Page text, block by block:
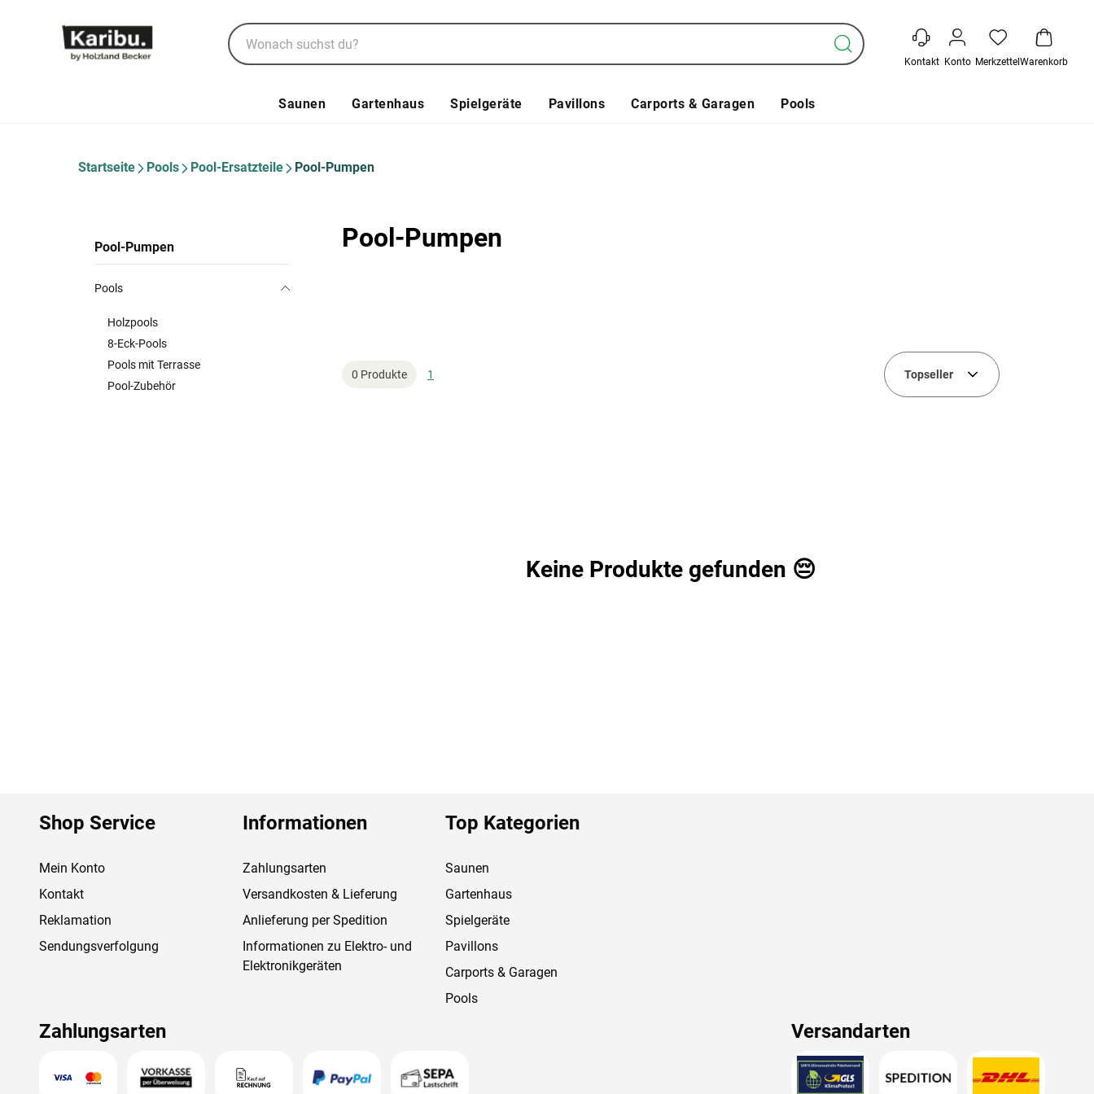
Kontakt Konto Merkzettel Warenkorb
Saunen Gartenhaus Spielgeräte Pavillons Carports & Garagen Pools
Startseite Pools Pool-Ersatzteile Pool-Pumpen
Pool-Pumpen
Pools
Holzpools
8-Eck-Pools
Pools mit Terrasse
Pool-Zubehör
Pool-Pumpen
0 Produkte 1 Topseller
Keine Produkte gefunden 😔
Shop Service
Mein Konto
Kontakt
Reklamation
Sendungsverfolgung
Informationen
Zahlungsarten
Versandkosten & Lieferung
Anlieferung per Spedition
Informationen zu Elektro- und
Elektronikgeräten
Top Kategorien
Saunen
Gartenhaus
Spielgeräte
Pavillons
Carports & Garagen
Pools
Zahlungsarten Versandarten